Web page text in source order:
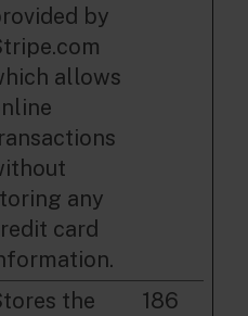
by
allows
any
card
the
186